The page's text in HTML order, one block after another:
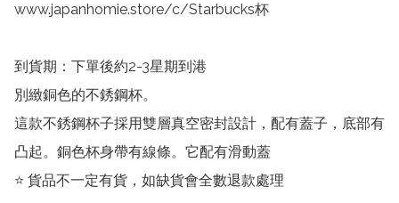
www.japanhomie.store/c/Starbucks杯
到貨期：下單後約2-3星期到港
別緻銅色的不銹鋼杯。
這款不銹鋼杯子採用雙層真空密封設計，配有蓋子，底部有
凸起。銅色杯身帶有線條。它配有滑動蓋
⭐️ 貨品不一定有貨，如缺貨會全數退款處理